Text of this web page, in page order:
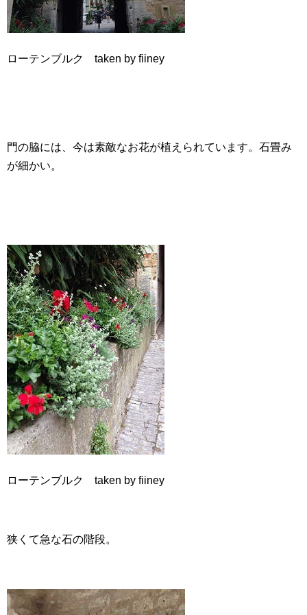
ローテンブルク taken by fiiney
門の脇には、今は素敵なお花が植えられています。石畳み
が細かい。
ローテンブルク taken by fiiney
狭くて急な石の階段。